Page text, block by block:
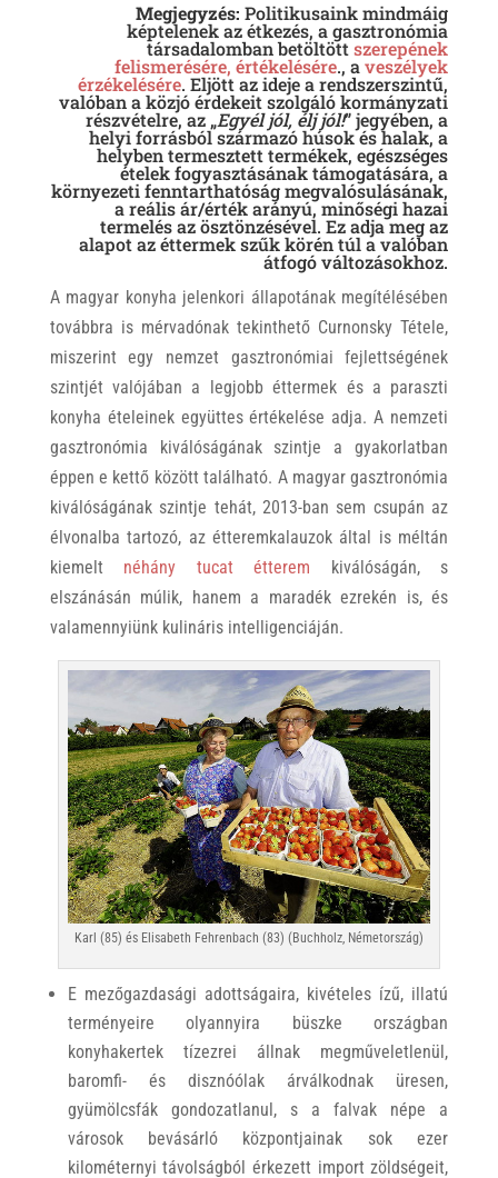
Megjegyzés:Politikusaink mindmáig
képtelenek az étkezés, a gasztronómia
társadalomban betöltöttszerepének
felismerésére, értékelésére., aveszélyek
érzékelésére. Eljött az ideje a rendszerszintű,
valóban a közjó érdekeit szolgáló kormányzati
részvételre, az „Egyél jól, élj jól!” jegyében, a
helyi forrásból származó húsok és halak, a
helyben termesztett termékek, egészséges
ételek fogyasztásának támogatására, a
környezeti fenntarthatóság megvalósulásának,
a reális ár/érték arányú, minőségi hazai
termelés az ösztönzésével. Ez adja meg az
alapot az éttermek szűk körén túl a valóban
átfogó változásokhoz.
A magyar konyha jelenkori állapotának megítélésében
továbbra is mérvadónak tekinthető Curnonsky Tétele,
miszerint egy nemzet gasztronómiai fejlettségének
szintjét valójában a legjobb éttermek és a paraszti
konyha ételeinek együttes értékelése adja. A nemzeti
gasztronómia kiválóságának szintje a gyakorlatban
éppen e kettő között található. A magyar gasztronómia
kiválóságának szintje tehát, 2013-ban sem csupán az
élvonalba tartozó, az étteremkalauzok által is méltán
kiemelt néhány tucat étterem kiválóságán, s
elszánásán múlik, hanem a maradék ezrekén is, és
valamennyiünk kulináris intelligenciáján.
Karl (85) és Elisabeth Fehrenbach (83) (Buchholz, Németország)
E mezőgazdasági adottságaira, kivételes ízű, illatú
terményeire olyannyira büszke országban
konyhakertek tízezrei állnak megműveletlenül,
baromfi- és disznóólak árválkodnak üresen,
gyümölcsfák gondozatlanul, s a falvak népe a
városok bevásárló központjainak sok ezer
kilométernyi távolságból érkezett import zöldségeit,